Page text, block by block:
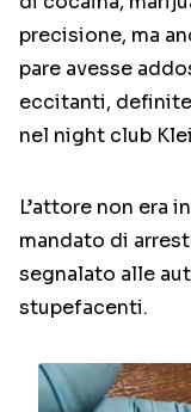
precisione, ma
pare avesse
eccitanti, definite
nel night club
L’attore non era
mandato di
segnalato alle
stupefacenti.